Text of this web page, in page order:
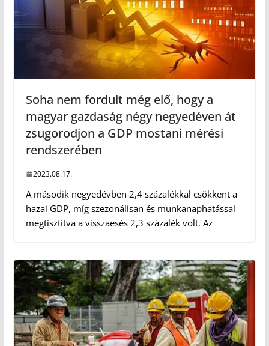
Soha nem fordult még elő, hogy a
magyar gazdaság négy negyedéven át
zsugorodjon a GDP mostani mérési
rendszerében
2023.08.17.
A második negyedévben 2,4 százalékkal csökkent a
hazai GDP, míg szezonálisan és munkanaphatással
megtisztítva a visszaesés 2,3 százalék volt. Az